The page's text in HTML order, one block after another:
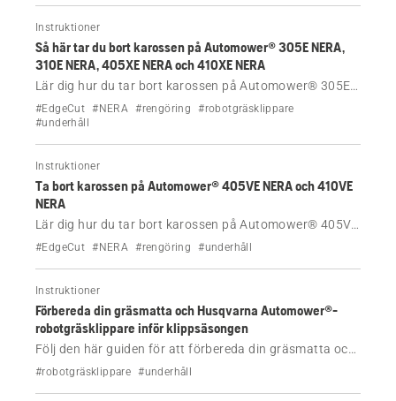
Instruktioner
Så här tar du bort karossen på Automower® 305E NERA,
310E NERA, 405XE NERA och 410XE NERA
Lär dig hur du tar bort karossen på Automower® 305E
NERA, 310E NERA, 405XE NERA och 410XE NERA, till
exempel för rengöring.
#EdgeCut #NERA #rengöring
#robotgräsklippare
#underhåll
Instruktioner
Ta bort karossen på Automower® 405VE NERA och 410VE
NERA
Lär dig hur du tar bort karossen på Automower® 405VE
NERA och 410VE NERA, till exempel inför rengöring.
#EdgeCut #NERA #rengöring #underhåll
Instruktioner
Förbereda din gräsmatta och Husqvarna Automower®-
robotgräsklippare inför klippsäsongen
Följ den här guiden för att förbereda din gräsmatta och
Husqvarna Automower®-robotgräsklippare inför
#robotgräsklippare #underhåll